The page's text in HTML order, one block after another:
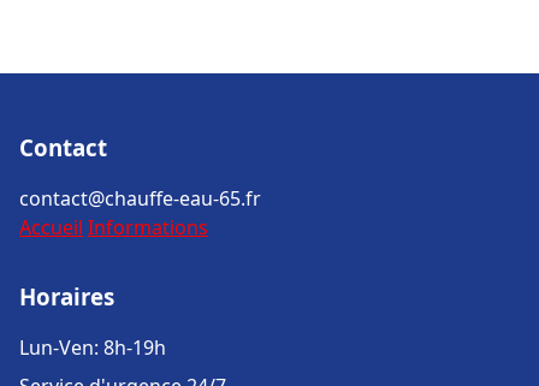
Contact
contact@chauffe-eau-65.fr
Accueil Informations
Horaires
Lun-Ven: 8h-19h